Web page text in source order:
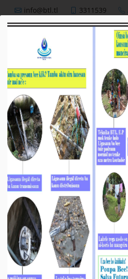
info@btl.tl 3311539
BTL, E.P ho Unicef Deskute
Média_BTL, E.P 27-